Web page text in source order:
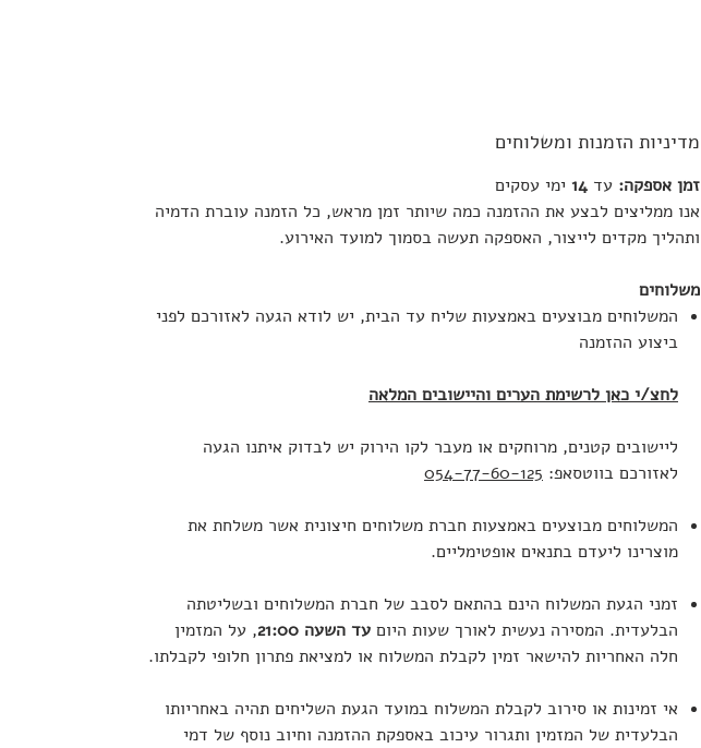
מדיניות הזמנות ומשלוחים
זמן אספקה: עד 14 ימי עסקים
אנו ממליצים לבצע את ההזמנה כמה שיותר זמן מראש, כל הזמנה עוברת הדמיה
ותהליך מקדים לייצור, האספקה תעשה בסמוך למועד האירוע.
משלוחים
המשלוחים מבוצעים באמצעות שליח עד הבית, יש לודא הגעה לאזורכם לפני
ביצוע ההזמנה
לחצ/י כאן לרשימת הערים והיישובים המלאה
ליישובים קטנים, מרוחקים או מעבר לקו הירוק יש לבדוק איתנו הגעה
לאזורכם בווטסאפ: 054-77-60-125
המשלוחים מבוצעים באמצעות חברת משלוחים חיצונית אשר משלחת את
מוצרינו ליעדם בתנאים אופטימליים.
זמני הגעת המשלוח הינם בהתאם לסבב של חברת המשלוחים ובשליטתה
הבלעדית. המסירה נעשית לאורך שעות היום עד השעה 21:00
, על המזמין
חלה האחריות להישאר זמין לקבלת המשלוח או למציאת פתרון חלופי לקבלתו.
אי זמינות או סירוב לקבלת המשלוח במועד הגעת השליחים תהיה באחריותו
הבלעדית של המזמין ותגרור עיכוב באספקת ההזמנה וחיוב נוסף של דמי